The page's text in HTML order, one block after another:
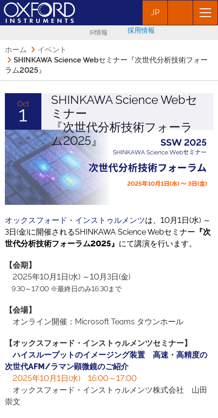
JP
IR情報 採用情報
ホーム
イベント
SHINKAWA Science Webセミナー『次世代分析技術フォー
ラム2025』
Oct
1
SHINKAWA Science Webセ
ミナー
『次世代分析技術フォーラ
ム2025』
オックスフォード・インストゥルメンツは、10月1日(水) ～
3日(金)に開催されるSHINKAWA Science Webセミナー 『次
世代分析技術フォーラム2025』 にて講演を行います。
【会期】
2025年10月1日(水) ～10月3日(金)
9:30～17:00 ※最終日のみ16:30まで
【会場】
オンライン開催：Microsoft Teams タウンホール
【オックスフォード・インストゥルメンツセミナー】
ハイスループットのイメージング装置 高速・高精度の
次世代AFM/ラマン顕微鏡のご紹介
2025年10月1日(水) 16:00～17:00
オックスフォード・インストゥルメンツ株式会社 山田
崇文